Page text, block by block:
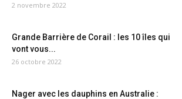
2 novembre 2022
Grande Barrière de Corail : les 10 îles qui
vont vous...
26 octobre 2022
Nager avec les dauphins en Australie :